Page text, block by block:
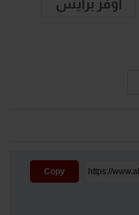
أوفر برايس
Copy